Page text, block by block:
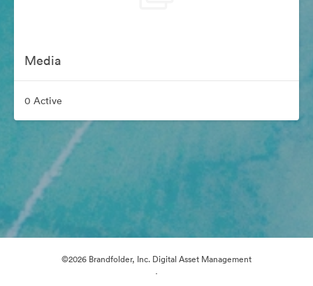
Media
0 Active
©2026 Brandfolder, Inc. Digital Asset Management
·